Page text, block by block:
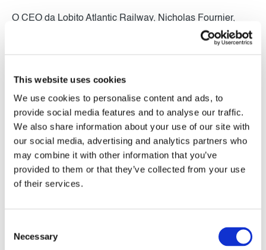
This website uses cookies
We use cookies to personalise content and ads, to
provide social media features and to analyse our traffic.
We also share information about your use of our site with
our social media, advertising and analytics partners who
may combine it with other information that you’ve
provided to them or that they’ve collected from your use
of their services.
Selection
Necessary
O CEO da Lobito Atlantic Railway, Nicholas Fournier,
conversou com a AFP sobre o que impulsiona a Lobito
o progresso da LAR, incluindo os 5.000 comboios
operados em Angola em 2025, o crescimento do fluxo de
cobre e enxofre ao longo da rota congolesa, o objectivo
de estabelecer uma ligação ferroviária contínua entre
Lobito e Kolwezi nos próximos dois anos, e a gestão das